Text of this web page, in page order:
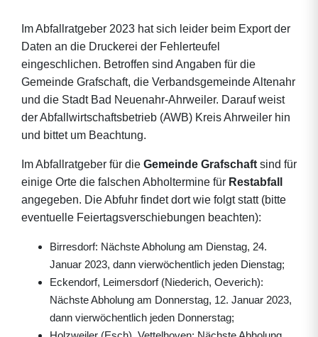
Im Abfallratgeber 2023 hat sich leider beim Export der
Daten an die Druckerei der Fehlerteufel
eingeschlichen. Betroffen sind Angaben für die
Gemeinde Grafschaft, die Verbandsgemeinde Altenahr
und die Stadt Bad Neuenahr-Ahrweiler. Darauf weist
der Abfallwirtschaftsbetrieb (AWB) Kreis Ahrweiler hin
und bittet um Beachtung.
Im Abfallratgeber für die Gemeinde Grafschaft sind für
einige Orte die falschen Abholtermine für Restabfall
angegeben. Die Abfuhr findet dort wie folgt statt (bitte
eventuelle Feiertagsverschiebungen beachten):
Birresdorf: Nächste Abholung am Dienstag, 24.
Januar 2023, dann vierwöchentlich jeden Dienstag;
Eckendorf, Leimersdorf (Niederich, Oeverich):
Nächste Abholung am Donnerstag, 12. Januar 2023,
dann vierwöchentlich jeden Donnerstag;